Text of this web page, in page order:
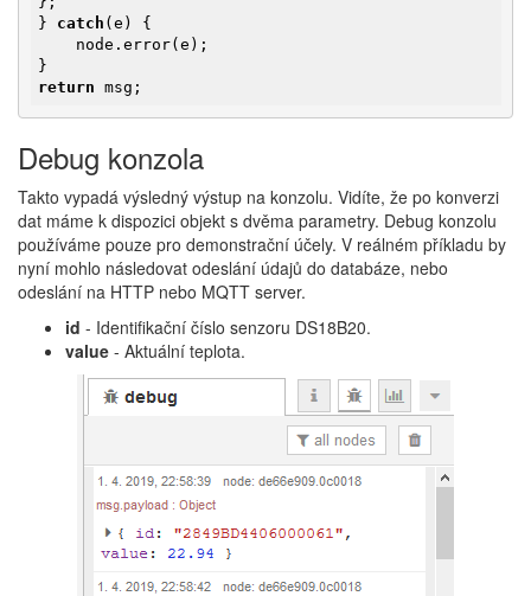
} catch (e) {
return msg;
Debug konzola
Takto vypadá výsledný výstup na konzolu. Vidíte, že po konverzi
dat máme k dispozici objekt s dvěma parametry. Debug konzolu
používáme pouze pro demonstrační účely. V reálném příkladu by
nyní mohlo následovat odeslání údajů do databáze, nebo
odeslání na HTTP nebo MQTT server.
id - Identifikační číslo senzoru DS18B20.
value - Aktuální teplota.